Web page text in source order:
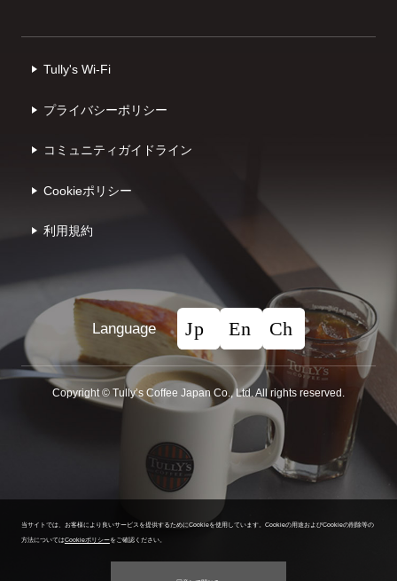
Tully's Wi-Fi
プライバシーポリシー
コミュニティガイドライン
Cookieポリシー
利⽤規約
Language
Copyright © Tullyʼs Coffee Japan Co., Ltd. All rights reserved.
当サイトでは、お客様により良いサービスを提供するためにCookieを使用しています。 Cookieの用途およびCookieの削除等の
方法についてはCookieポリシーをご確認ください。